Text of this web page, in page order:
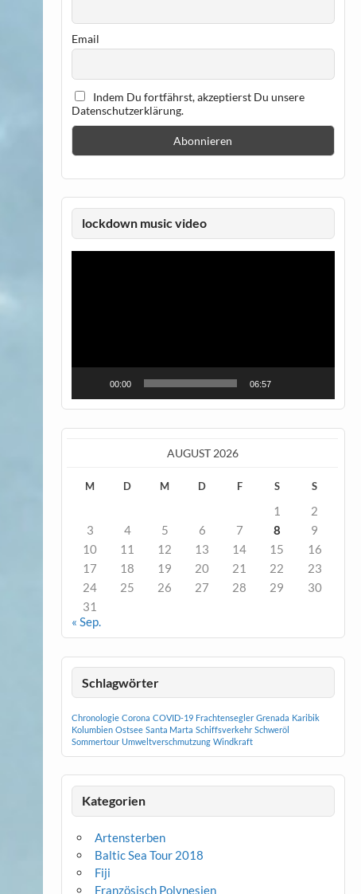
Email
Indem Du fortfährst, akzeptierst Du unsere
Datenschutzerklärung.
lockdown music video
Video-
00:00 06:57
AUGUST 2026
M D M D F S S
1
2
3
4 5 6 7 8
9
10
11 12 13 14 15
16
17
18 19 20 21 22
23
24
25 26 27 28 29
30
31
« Sep.
Schlagwörter
Chronologie Corona COVID-19 Frachtensegler Grenada Karibik
Kolumbien Ostsee Santa Marta Schiffsverkehr Schweröl
Sommertour Umweltverschmutzung Windkraft
Kategorien
Artensterben
Baltic Sea Tour 2018
Fiji
Französisch Polynesien